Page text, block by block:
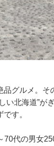
グルメ。
い北海道”が
す。
代の男女